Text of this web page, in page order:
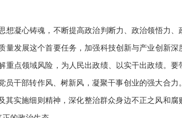
凝心铸魂，不断提高政治判断力、政治领悟力、
发展这个首要任务，加强科技创新与产业创新深
点领域风险，为人民出政绩、以实干出政绩。要
干部转作风、树新风，凝聚干事创业的强大合力
实施细则精神，深化整治群众身边不正之风和腐